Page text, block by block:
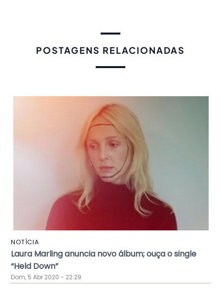
POSTAGENS RELACIONADAS
NOTÍCIA
Laura Marling anuncia novo álbum; ouça o single
“Held Down”
Dom, 5 Abr 2020 - 22:29